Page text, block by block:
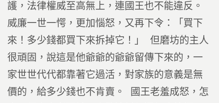
護，法律權威至高無上，連國王也不能違反。
威廉一世一愕，更加惱怒，又再下令：「買下
來！多少錢都買下來拆掉它！」 但磨坊的主人
很頑固，說這是他爺爺的爺爺留傳下來的，一
家世世代代都靠著它過活，對家族的意義是無
價的，給多少錢也不肯賣。 國王老羞成怒，怎